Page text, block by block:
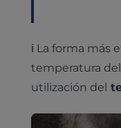
ℹ️ La forma más
temperatura
utilización del